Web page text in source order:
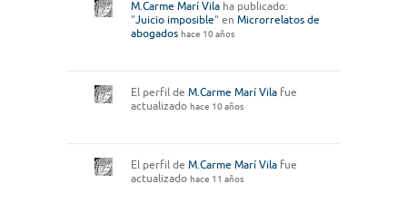
M.Carme Marí Vila ha publicado:
"Juicio imposible" en Microrrelatos de
abogados hace 10 años
El perfil de M.Carme Marí Vila fue
actualizado hace 10 años
El perfil de M.Carme Marí Vila fue
actualizado hace 11 años